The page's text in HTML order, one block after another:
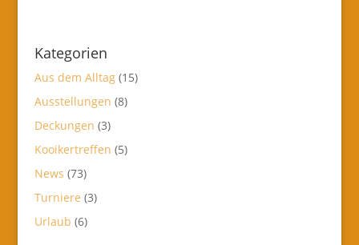
Kategorien
Aus dem Alltag(15)
Ausstellungen (8)
Deckungen (3)
Kooikertreffen (5)
News (73)
Turniere (3)
Urlaub (6)